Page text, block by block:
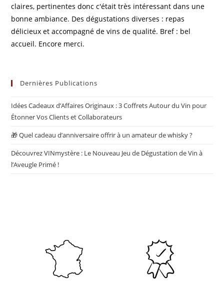
claires, pertinentes donc c'était très intéressant dans une
bonne ambiance. Des dégustations diverses : repas
délicieux et accompagné de vins de qualité. Bref : bel
accueil. Encore merci.
Dernières Publications
Idées Cadeaux d’Affaires Originaux : 3 Coffrets Autour du Vin pour
Étonner Vos Clients et Collaborateurs
🎁 Quel cadeau d’anniversaire offrir à un amateur de whisky ?
Découvrez VINmystère : Le Nouveau Jeu de Dégustation de Vin à
l’Aveugle Primé !